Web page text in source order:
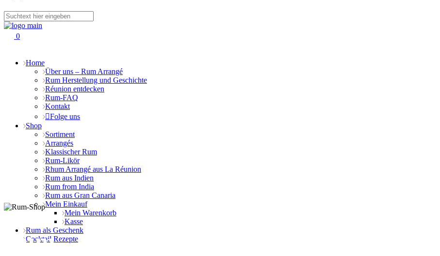
0
Home
Über uns – Rum Arrangé
Rum Herstellung und Geschichte
Réunion entdecken
Rum-FAQ
Kontakt
Folge uns
Shop
Sortiment
Arrangés
Klassischer Rum
Rum-Likör
Rhum Arrangé aus La Réunion
Rum aus Indien
Rum from India
Rum aus Gran Canaria
Mein Einkauf
Mein Warenkorb
Kasse
Rum als Geschenk
Cocktail Rezepte
Rum